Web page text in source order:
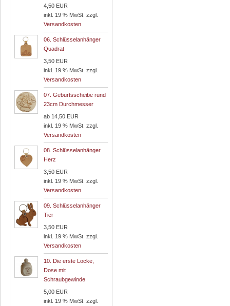
4,50 EUR
inkl. 19 % MwSt. zzgl.
Versandkosten
06. Schlüsselanhänger
Quadrat
3,50 EUR
inkl. 19 % MwSt. zzgl.
Versandkosten
07. Geburtsscheibe rund
23cm Durchmesser
ab 14,50 EUR
inkl. 19 % MwSt. zzgl.
Versandkosten
08. Schlüsselanhänger
Herz
3,50 EUR
inkl. 19 % MwSt. zzgl.
Versandkosten
09. Schlüsselanhänger
Tier
3,50 EUR
inkl. 19 % MwSt. zzgl.
Versandkosten
10. Die erste Locke,
Dose mit
Schraubgewinde
5,00 EUR
inkl. 19 % MwSt. zzgl.